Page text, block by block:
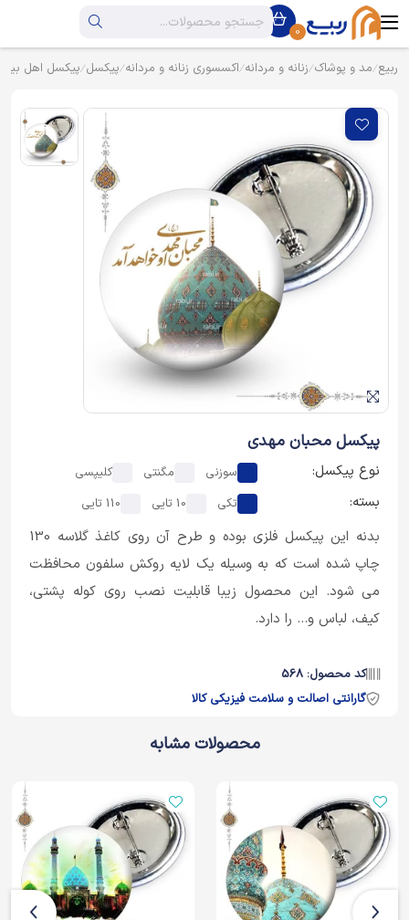
0
ربیع مد و پوشاک زنانه و مردانه اکسسوری زنانه و مردانه پیکسل پیکسل اهل بیت
پیکسل محبان مهدی
نوع پیکسل: سوزنی مگنتی کلیپسی
بسته: تکی 10 تایی 110 تایی
بدنه این پیکسل فلزی بوده و طرح آن روی کاغذ گلاسه 130
چاپ شده است که به وسیله یک لایه روکش سلفون محافظت
می شود. این محصول زیبا قابلیت نصب روی کوله پشتی،
کیف، لباس و... را دارد.
کد محصول: 568
گارانتی اصالت و سلامت فیزیکی کالا
محصولات مشابه